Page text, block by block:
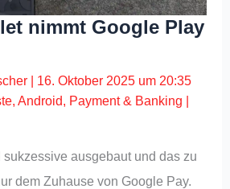
nimmt Google Play
16. Oktober 2025 um 20:35
,Android, Payment & Banking
ausgebaut und das zu
dem Zuhause von Google Pay.